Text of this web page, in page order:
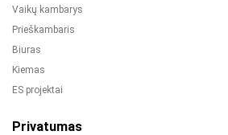
Vaikų kambarys
Prieškambaris
Biuras
Kiemas
ES projektai
Privatumas